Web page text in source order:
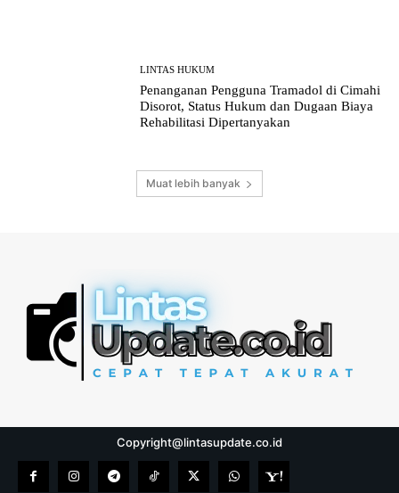
LINTAS HUKUM
Penanganan Pengguna Tramadol di Cimahi
Disorot, Status Hukum dan Dugaan Biaya
Rehabilitasi Dipertanyakan
Muat lebih banyak
Copyright@lintasupdate.co.id